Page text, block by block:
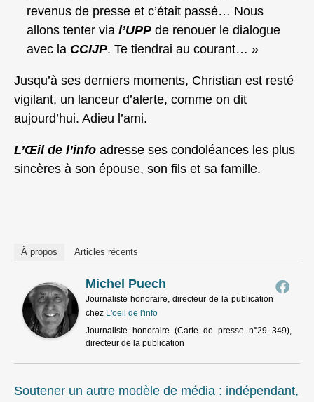
revenus de presse et c’était passé… Nous
allons tenter via l’UPP de renouer le dialogue
avec la CCIJP. Te tiendrai au courant… »
Jusqu’à ses derniers moments, Christian est resté
vigilant, un lanceur d’alerte, comme on dit
aujourd’hui. Adieu l’ami.
L’Œil de l’info adresse ses condoléances les plus
sincères à son épouse, son fils et sa famille.
À propos Articles récents
Michel Puech
Journaliste honoraire, directeur de la publication
chez L'oeil de l'info
Journaliste honoraire (Carte de presse n°29 349),
directeur de la publication
Soutener un autre modèle de média : indépendant,